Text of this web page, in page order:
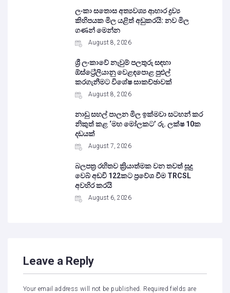
ලංකා සතොස අත්‍යවශ්‍ය ආහාර ද්‍රව්‍ය
කිහිපයක මිල යළිත් අඩුකරයි: නව මිල
ගණන් මෙන්න
August 8, 2026
ශ්‍රී ලංකාවේ නැවුම් පලතුරු සඳහා
ඕස්ට්‍රේලියානු වෙළඳපොළ පුළුල්
කරගැනීමට විශේෂ සාකච්ඡාවක්
August 8, 2026
නාඩු සහල් පාලන මිල ඉක්මවා සටහන් කර
නිකුත් කළ ‘මහ මෝලකට’ රු. ලක්ෂ 10ක
දඩයක්
August 7, 2026
බලපත්‍ර රහිතව ක්‍රියාත්මක වන තවත් සූදු
වෙබ් අඩවි 122කට ප්‍රවේශ වීම TRCSL
අවහිර කරයි
August 6, 2026
Leave a Reply
Your email address will not be published. Required fields are